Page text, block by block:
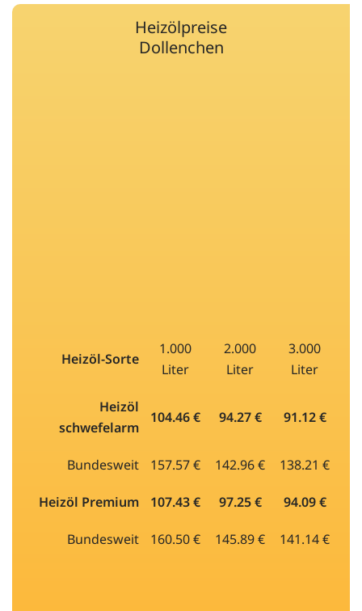
Heizölpreise
Dollenchen
Heizöl-Sorte
1.000
Liter
2.000
Liter
3.000
Liter
Heizöl
schwefelarm
104.46 € 94.27 € 91.12 €
Bundesweit 157.57 € 142.96 € 138.21 €
Heizöl Premium 107.43 € 97.25 € 94.09 €
Bundesweit 160.50 € 145.89 € 141.14 €